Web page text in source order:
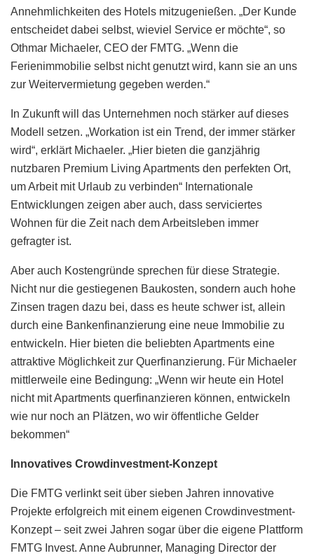
Annehmlichkeiten des Hotels mitzugenießen. „Der Kunde
entscheidet dabei selbst, wieviel Service er möchte“, so
Othmar Michaeler, CEO der FMTG. „Wenn die
Ferienimmobilie selbst nicht genutzt wird, kann sie an uns
zur Weitervermietung gegeben werden.“
In Zukunft will das Unternehmen noch stärker auf dieses
Modell setzen. „Workation ist ein Trend, der immer stärker
wird“, erklärt Michaeler. „Hier bieten die ganzjährig
nutzbaren Premium Living Apartments den perfekten Ort,
um Arbeit mit Urlaub zu verbinden“ Internationale
Entwicklungen zeigen aber auch, dass serviciertes
Wohnen für die Zeit nach dem Arbeitsleben immer
gefragter ist.
Aber auch Kostengründe sprechen für diese Strategie.
Nicht nur die gestiegenen Baukosten, sondern auch hohe
Zinsen tragen dazu bei, dass es heute schwer ist, allein
durch eine Bankenfinanzierung eine neue Immobilie zu
entwickeln. Hier bieten die beliebten Apartments eine
attraktive Möglichkeit zur Querfinanzierung. Für Michaeler
mittlerweile eine Bedingung: „Wenn wir heute ein Hotel
nicht mit Apartments querfinanzieren können, entwickeln
wie nur noch an Plätzen, wo wir öffentliche Gelder
bekommen“
Innovatives Crowdinvestment-Konzept
Die FMTG verlinkt seit über sieben Jahren innovative
Projekte erfolgreich mit einem eigenen Crowdinvestment-
Konzept – seit zwei Jahren sogar über die eigene Plattform
FMTG Invest. Anne Aubrunner, Managing Director der